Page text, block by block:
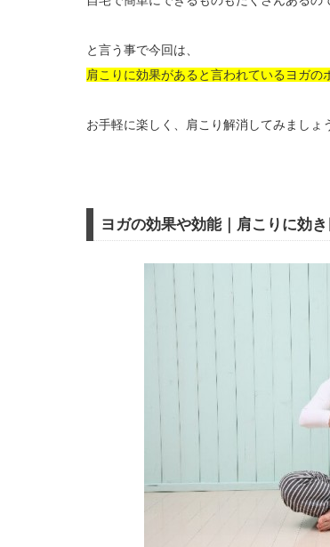
と言う事で今回は、
肩こりに効果があると言われているヨガの
お手軽に楽しく、肩こり解消してみましょ
ヨガの効果や効能｜肩こりに効